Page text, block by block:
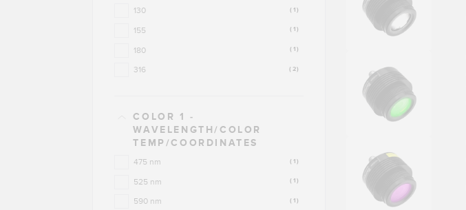
(1)
130
(1)
155
(1)
180
(2)
316
COLOR 1 -
WAVELENGTH/COLOR
TEMP/COORDINATES
(1)
475 nm
(1)
525 nm
(1)
590 nm